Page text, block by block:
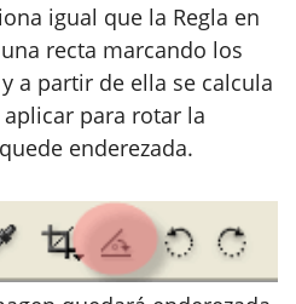
igual que la Regla en
recta marcando los
a partir de ella se calcula
para rotar la
enderezada.